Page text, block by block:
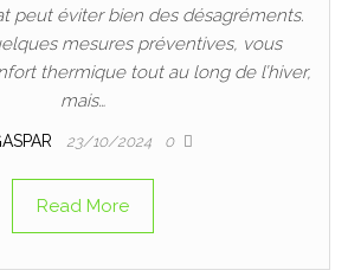
peut éviter bien des désagréments.
mesures préventives, vous
thermique tout au long de l’hiver,
mais…
23/10/2024 0
Read More